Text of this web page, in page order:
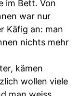
im Bett. Von
war nur
Käfig an: man
nichts mehr
kämen
wollen viele